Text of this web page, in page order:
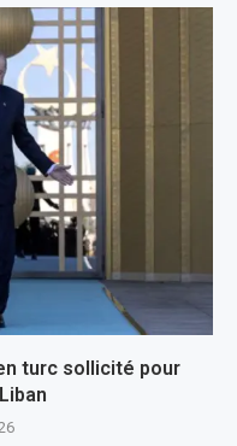
turc sollicité pour